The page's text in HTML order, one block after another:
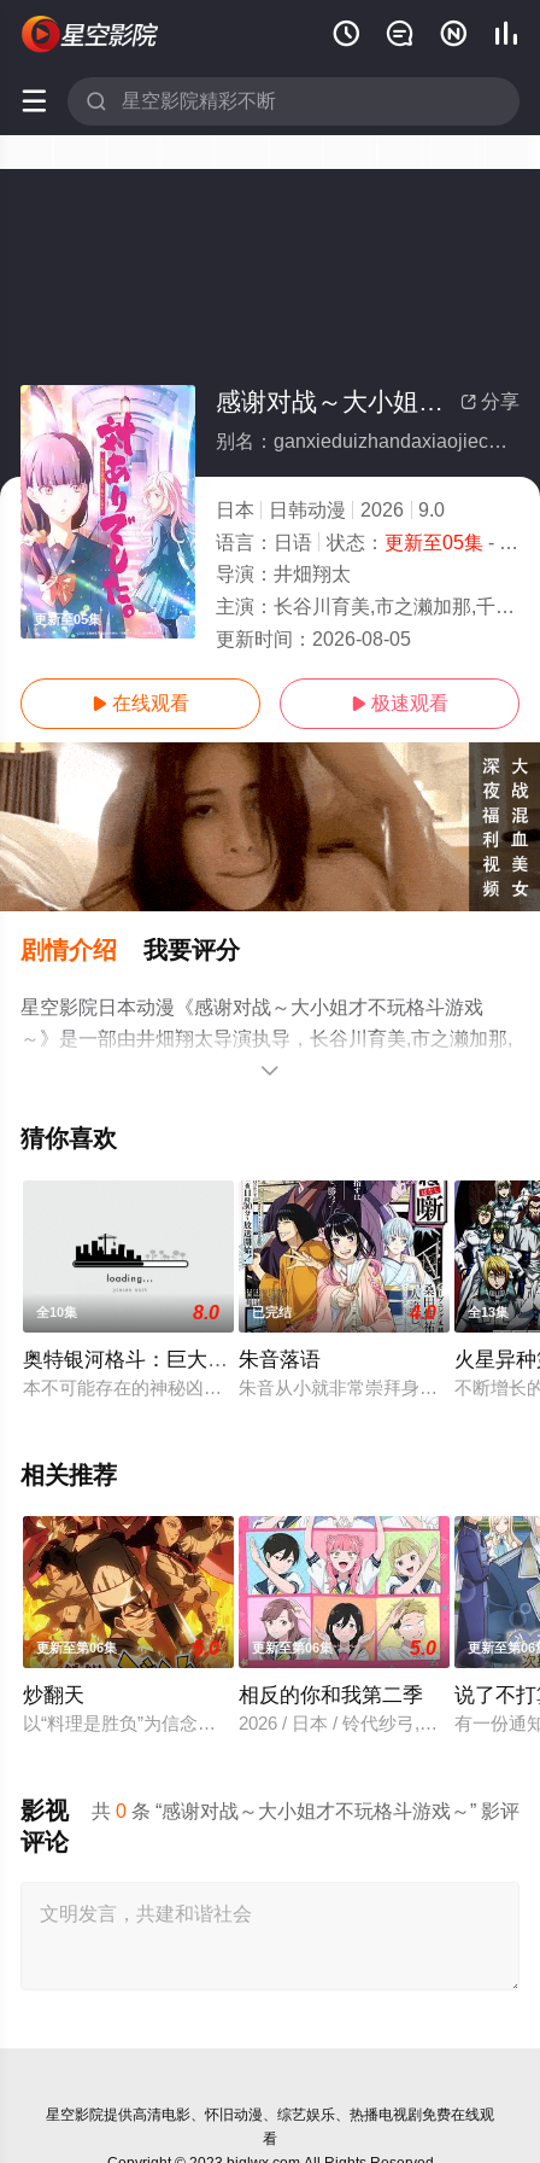
   
 
更新至05集
 分享
感谢对战～大小姐才不玩格斗游戏～
别名：ganxieduizhandaxiaojiecaibuwangedouyouxi
日本 日韩动漫 2026
9.0
语言： 日语 状态： 更新至05集- 免费在线观看
导演： 井畑翔太
主演： 长谷川育美,市之濑加那,千本木彩花,下地紫野
更新时间： 2026-08-05
 在线观看  极速观看
剧情介绍 我要评分
星空影院日本动漫《感谢对战～大小姐才不玩格斗游戏
～》是一部由井畑翔太导演执导，长谷川育美,市之濑加那,
千本木彩花,下地紫野等明星精彩演绎的日本动漫，手机免
关信息可移步至豆瓣动漫、电视猫或剧情网等平台了解。

猜你喜欢
全10集 8.0
奥特银河格斗：巨大的阴谋
本不可能存在的神秘凶恶怪兽·宇宙人们来袭了！赛罗、利布特
已完结 4.0
朱音落语
朱音从小就非常崇拜身为落语家的父
全13集
火星异
不断增长
相关推荐
更新至第06集 5.0
炒翻天
以“料理是胜负”为信念、“中国菜霸王”秋山阶一郎的孙子秋山酱
更新至第06集 5.0
相反的你和我第二季
2026 / 日本 / 铃代纱弓,坂田将吾,谷
更新至第06
说了不
有一份通
共0 条 “感谢对战～大小姐才不玩格斗游戏～” 影评
影视
评论
星空影院提供高清电影、怀旧动漫、综艺娱乐、热播电视剧免费在线观
看